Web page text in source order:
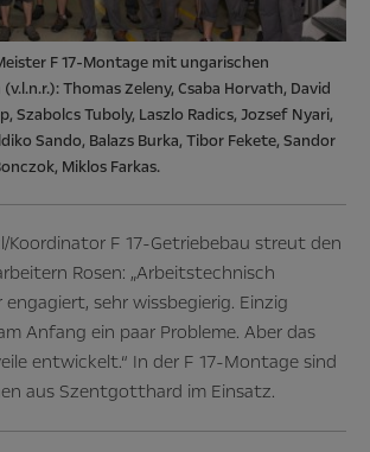
F 17-Montage mit ungarischen
Thomas Zeleny, Csaba Horvath, David
Szabolcs Tuboly, Laszlo Radics, Jozsef Nyari,
Sando, Balazs Burka, Tibor Fekete, Sandor
Miklos Farkas.
Koordinator F 17-Getriebebau streut den
Rosen: „Arbeitstechnisch
sehr wissbegierig. Einzig
Anfang ein paar Probleme. Aber das
entwickelt.“ In der F 17-Montage sind
aus Szentgotthard im Einsatz.